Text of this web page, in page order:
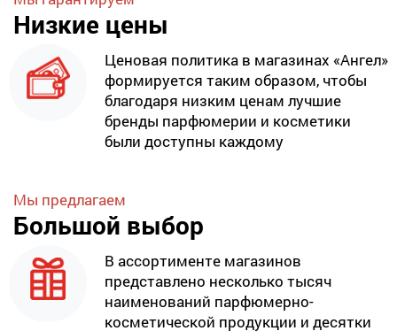
Низкие цены
Ценовая политика в магазинах «Ангел»
формируется таким образом, чтобы
благодаря низким ценам лучшие
бренды парфюмерии и косметики
были доступны каждому
Мы предлагаем
Большой выбор
В ассортименте магазинов
представлено несколько тысяч
наименований парфюмерно-
косметической продукции и десятки